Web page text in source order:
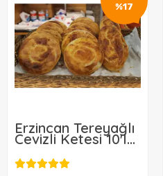
%17
Erzincan Tereyağlı
Cevizli Ketesi 10'lu
Paket